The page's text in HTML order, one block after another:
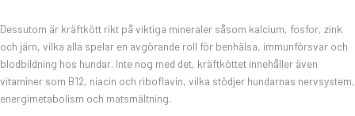
Dessutom är kräftkött rikt på viktiga mineraler såsom kalcium, fosfor, zink
och järn, vilka alla spelar en avgörande roll för benhälsa, immunförsvar och
blodbildning hos hundar. Inte nog med det, kräftköttet innehåller även
vitaminer som B12, niacin och riboflavin, vilka stödjer hundarnas nervsystem,
energimetabolism och matsmältning.